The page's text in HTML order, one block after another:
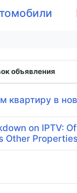
объявления
квартиру в
on IPTV:
Other